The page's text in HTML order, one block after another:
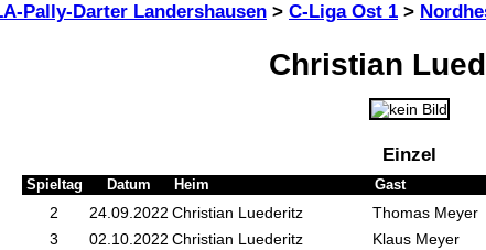
Pally-Darter Landershausen > C-Liga Ost 1 >
Christian
Einzel
Spieltag Datum Heim Gast
2 24.09.2022 Christian Luederitz Thomas Meyer
3
02.10.2022 Christian Luederitz Klaus Meyer